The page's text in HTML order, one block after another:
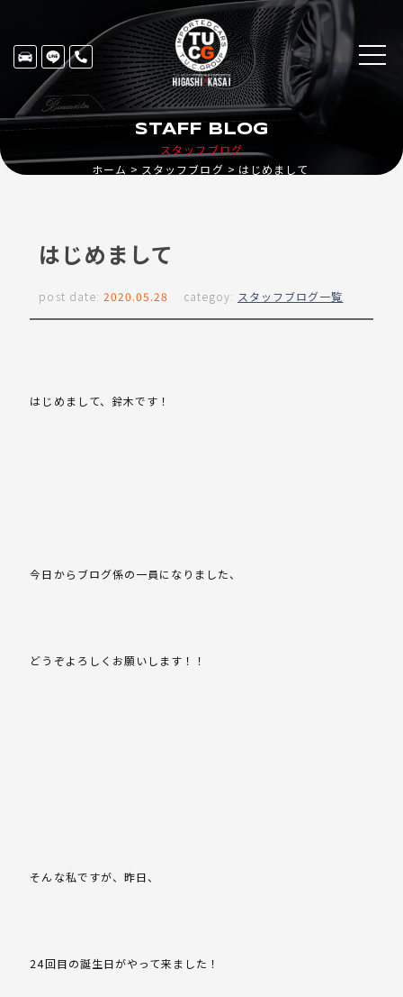
スタッフブログ
STAFF BLOG
ホーム スタッフブログ はじめまして
はじめまして
post date: 2020.05.28 categoy: スタッフブログ一覧
はじめまして、鈴木です！
今日からブログ係の一員になりました、
どうぞよろしくお願いします！！
そんな私ですが、昨日、
24回目の誕生日がやって来ました！